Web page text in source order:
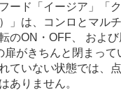
ード「イージア」「
」は、コンロとマル
のON・OFF、 および
扉がきちんと閉まって
ていない状態では、
ありません。